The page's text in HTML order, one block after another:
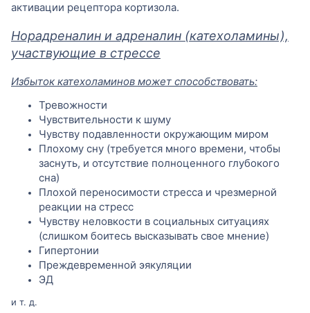
активации рецептора кортизола.
Норадреналин и адреналин (катехоламины),
участвующие в стрессе
Избыток катехоламинов может способствовать:
Тревожности
Чувствительности к шуму
Чувству подавленности окружающим миром
Плохому сну (требуется много времени, чтобы
заснуть, и отсутствие полноценного глубокого
сна)
Плохой переносимости стресса и чрезмерной
реакции на стресс
Чувству неловкости в социальных ситуациях
(слишком боитесь высказывать свое мнение)
Гипертонии
Преждевременной эякуляции
ЭД
и т. д.